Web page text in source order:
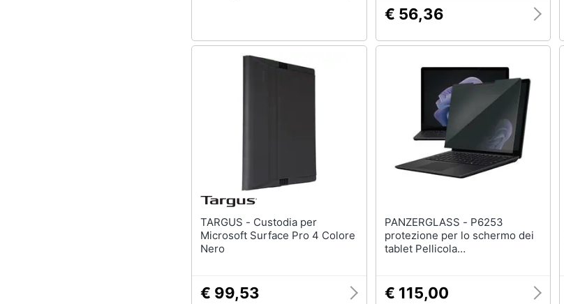
€ 56,36
TARGUS - Custodia per
Microsoft Surface Pro 4 Colore
Nero
€ 99,53
PANZERGLASS - P6253
protezione per lo schermo dei
tablet Pellicola
€ 115,00